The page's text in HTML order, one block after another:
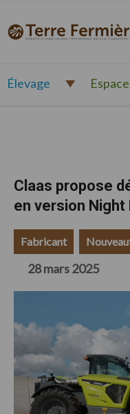
navigation
contenu
principal
pied
de
Terre
Fermière
Actualité
et
pour
Élevage
Claas propose
en version Night
Fabricant
28 mars 2025